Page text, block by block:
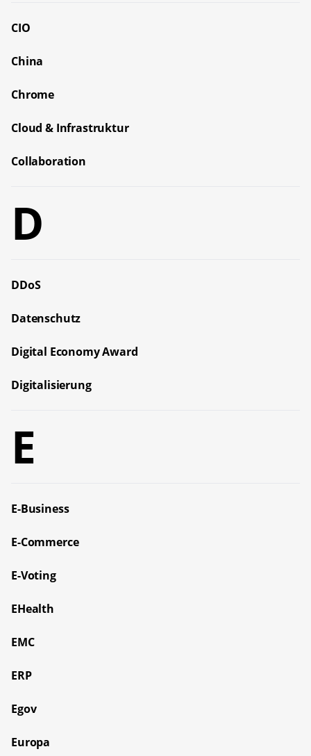
CIO
China
Chrome
Cloud & Infrastruktur
Collaboration
D
DDoS
Datenschutz
Digital Economy Award
Digitalisierung
E
E-Business
E-Commerce
E-Voting
EHealth
EMC
ERP
Egov
Europa